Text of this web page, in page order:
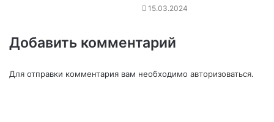
15.03.2024
Добавить комментарий
Для отправки комментария вам необходимо авторизоваться.